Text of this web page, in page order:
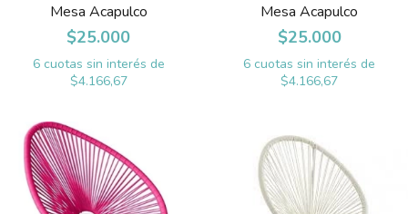
Mesa Acapulco
$25.000
6 cuotas sin interés de
$4.166,67
Mesa Acapulco
$25.000
6 cuotas sin interés de
$4.166,67